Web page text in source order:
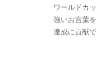
ワールドカ
強いお言葉
達成に貢献